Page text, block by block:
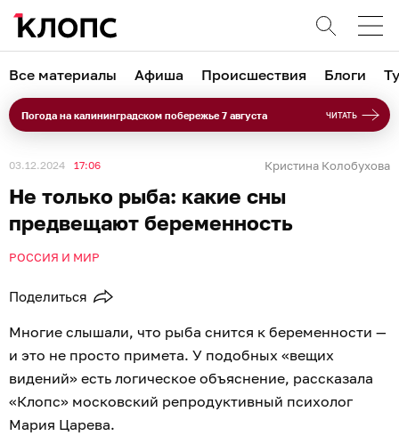
Все материалы Афиша Происшествия Блоги
Погода на калининградском побережье 7 августа ЧИТАТЬ
03.12.2024 17:06 Кристина Колобухова
Не только рыба: какие сны
предвещают беременность
РОССИЯ И МИР
Поделиться
Многие слышали, что рыба снится к беременности —
и это не просто примета. У подобных «вещих
видений» есть логическое объяснение, рассказала
«Клопс» московский репродуктивный психолог
Мария Царева.